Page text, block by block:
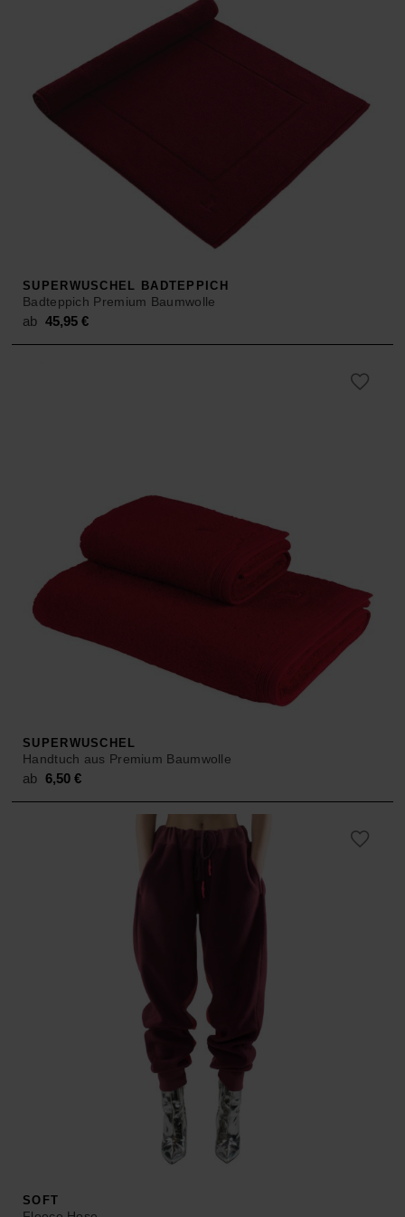
SUPERWUSCHEL BADTEPPICH
Badteppich Premium Baumwolle
ab45,95€
SUPERWUSCHEL
Handtuch aus Premium Baumwolle
ab6,50€
SOFT